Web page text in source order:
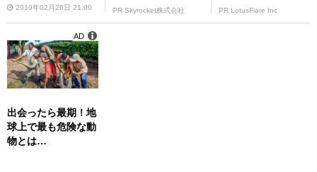
2010年02月26日 21:00 PR Skyrocket株式会社 PR LotusFlare Inc
出会ったら最期！地
球上で最も危険な動
物とは…
AD